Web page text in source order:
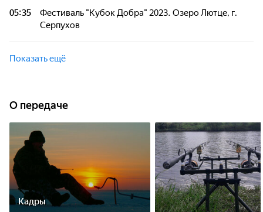
поведение карася и его способы выживания в природе.
05:35
Фестиваль "Кубок Добра" 2023. Озеро Лютце, г.
Серпухов
Фестиваль "Кубок Добра" 2023 на озере Лютце в
Серпухове стал настоящим праздником для всех
любителей рыбалки и активного отдыха!
Показать ещё
О передаче
Кадры